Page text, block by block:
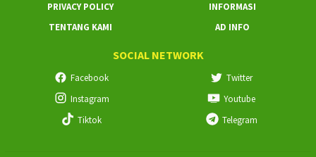
PRIVACY POLICY
INFORMASI
TENTANG KAMI
AD INFO
SOCIAL NETWORK
Facebook
Twitter
Instagram
Youtube
Tiktok
Telegram